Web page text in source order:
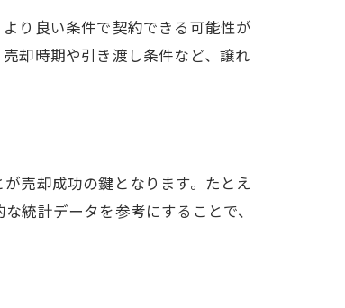
り良い条件で契約できる可能性が
却時期や引き渡し条件など、譲れ
売却成功の鍵となります。たとえ
統計データを参考にすることで、